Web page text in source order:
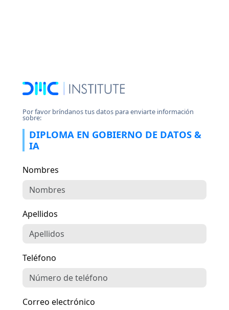
Por favor bríndanos tus datos para enviarte información
sobre:
DIPLOMA EN GOBIERNO DE DATOS &
IA
Nombres
Apellidos
Teléfono
Correo electrónico